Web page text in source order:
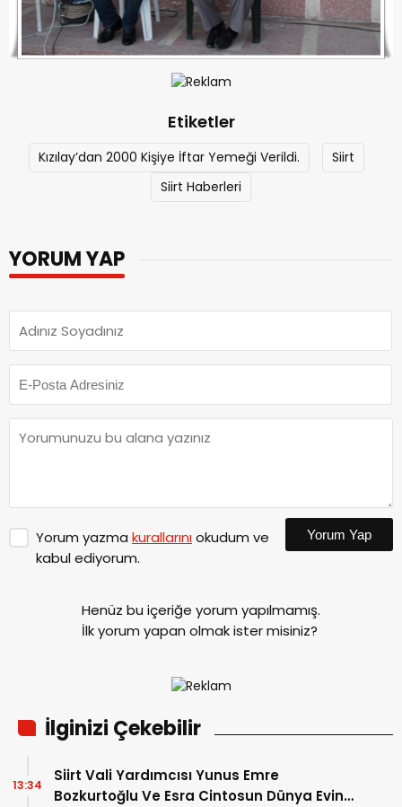
Etiketler
Kızılay’dan 2000 Kişiye İftar Yemeği Verildi.
Siirt
Siirt Haberleri
YORUM YAP
Yorum yazma kurallarınıokudum ve
kabul ediyorum.
Yorum Yap
Henüz bu içeriğe yorum yapılmamış.
İlk yorum yapan olmak ister misiniz?
İlginizi Çekebilir
Siirt Vali Yardımcısı Yunus Emre
Bozkurtoğlu Ve Esra Cintosun Dünya Evine
13:34